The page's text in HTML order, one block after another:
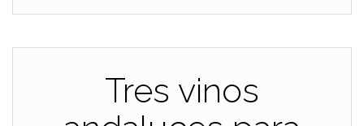
Tres vinos